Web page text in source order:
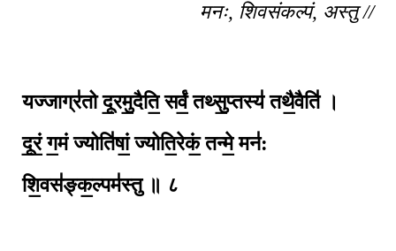
मनः, शिवसंकल्पं, अस्तु //
यज्जाग्र॑तो दू॒रमु॒दैति॒ सर्वं॒ तथ्सु॒प्तस्य॑ तथै॒वैति॑ ।
दू॒रं॒ ग॒मं ज्योति॑षां॒ ज्योति॒रेकं॒ तन्मे॒ मन॑:
शि॒वस॑ङ्क॒ल्पम॑स्तु ॥ ८